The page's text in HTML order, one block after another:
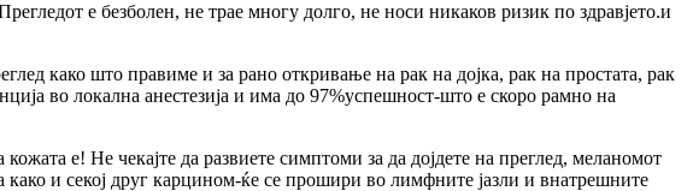
е безболен, не трае многу долго, не носи никаков ризик по здравјето.и
како што правиме и за рано откривање на рак на дојка, рак на простата, рак
во локална анестезија и има до 97%успешност-што е скоро рамно на
е! Не чекајте да развиете симптоми за да дојдете на преглед, меланомот
како и секој друг карцином-ќе се прошири во лимфните јазли и внатрешните